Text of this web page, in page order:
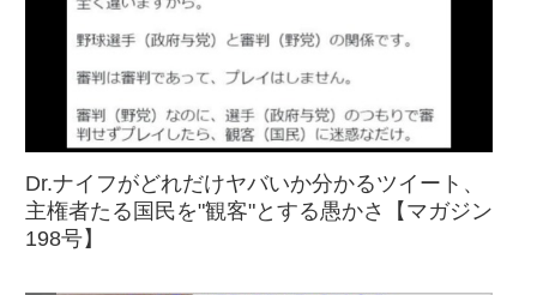
Dr.ナイフがどれだけヤバいか分かるツイート、
主権者たる国民を"観客"とする愚かさ【マガジン
198号】